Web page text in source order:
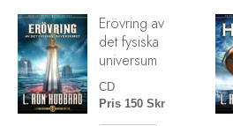
Erövring av
det fysiska
universum
CD
Pris 150 Skr